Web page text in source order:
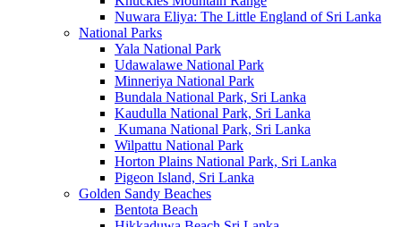
Nuwara Eliya: The Little England of Sri Lanka
National Parks
Yala National Park
Udawalawe National Park
Minneriya National Park
Bundala National Park, Sri Lanka
Kaudulla National Park, Sri Lanka
Kumana National Park, Sri Lanka
Wilpattu National Park
Horton Plains National Park, Sri Lanka
Pigeon Island, Sri Lanka
Golden Sandy Beaches
Bentota Beach